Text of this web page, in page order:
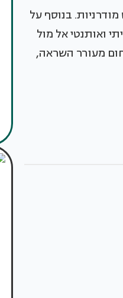
בנוסף על
ואותנטי אל מול
מעורר השראה,